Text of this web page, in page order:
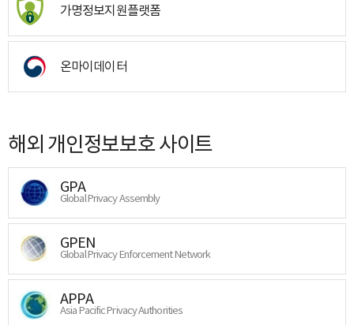
가명정보지원플랫폼
온마이데이터
해외 개인정보보호 사이트
GPA
Global Privacy Assembly
GPEN
Global Privacy Enforcement Network
APPA
Asia Pacific Privacy Authorities